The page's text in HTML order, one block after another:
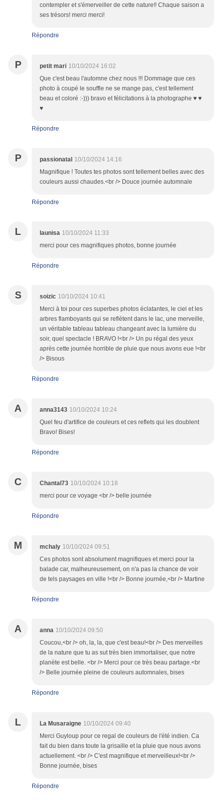
contempler et s'émerveiller de cette nature!! Chaque saison a
ses trésors! merci merci!
Répondre
P petit mari 10/10/2024 16:02
Que c'est beau l'automne chez nous !!! Dommage que ces
photo à coupé le souffle ne se mange pas, c'est tellement
beau et coloré :-))) bravo et félicitations à la photographe ♥ ♥
♥
Répondre
P passionatal 10/10/2024 14:16
Magnifique ! Toutes tes photos sont tellement belles avec des
couleurs aussi chaudes.<br /> Douce journée automnale
Répondre
L launisa 10/10/2024 11:33
merci pour ces magnifiques photos, bonne journée
Répondre
S soizic 10/10/2024 10:41
Merci à toi pour ces superbes photos éclatantes, le ciel et les
arbres flamboyants qui se reflètent dans le lac, une merveille,
un véritable tableau tableau changeant avec la lumière du
soir, quel spectacle ! BRAVO !<br /> Un pu régal des yeux
après cette journée horrible de pluie que nous avons eue !<br
/> Bisous
Répondre
A anna3143 10/10/2024 10:24
Quel feu d'artifice de couleurs et ces reflets qui les doublent
Bravo! Bises!
Répondre
C Chantal73 10/10/2024 10:18
merci pour ce voyage <br /> belle journée
Répondre
M mchaly 10/10/2024 09:51
Ces photos sont absolument magnifiques et merci pour la
balade car, malheureusement, on n'a pas la chance de voir
de tels paysages en ville !<br /> Bonne journée,<br /> Martine
Répondre
A anna 10/10/2024 09:50
Coucou,<br /> oh, la, la, que c'est beau!<br /> Des merveilles
de la nature que tu as sut très bien immortaliser, que notre
planète est belle. <br /> Merci pour ce très beau partage.<br
/> Belle journée pleine de couleurs automnales, bises
Répondre
L La Musaraigne 10/10/2024 09:40
Merci Guyloup pour ce regal de couleurs de l'été indien. Ca
fait du bien dans toute la grisaille et la pluie que nous avons
actuellement. <br /> C'est magnifique et merveilleux!<br />
Bonne journée, bises
Répondre